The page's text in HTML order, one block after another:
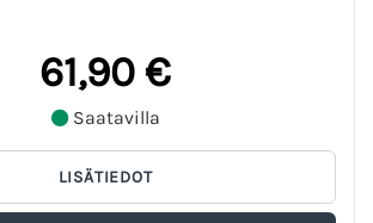
61,90 €
Saatavilla